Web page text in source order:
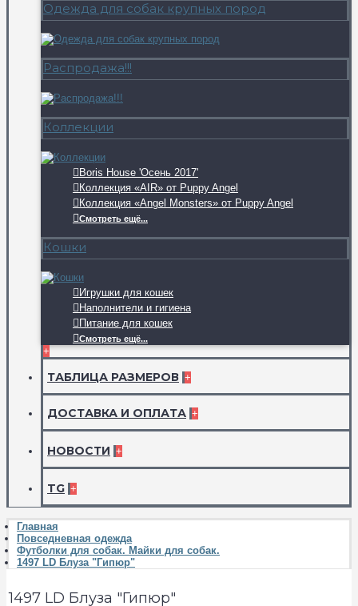
Одежда для собак крупных пород
Распродажа!!!
Коллекции
Boris House 'Осень 2017'
Коллекция «AIR» от Puppy Angel
Коллекция «Angel Monsters» от Puppy Angel
Смотреть ещё...
Кошки
Игрушки для кошек
Наполнители и гигиена
Питание для кошек
Смотреть ещё...
+
ТАБЛИЦА РАЗМЕРОВ +
ДОСТАВКА И ОПЛАТА +
НОВОСТИ +
TG +
Главная
Повседневная одежда
Футболки для собак. Майки для собак.
1497 LD Блуза "Гипюр"
1497 LD Блуза "Гипюр"